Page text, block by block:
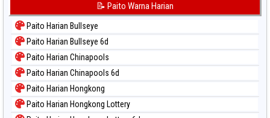
Paito Warna Kuda Lari
Paito Warna Magnum Cambodia
Paito Warna Nagoya
Paito Warna New York Midday
Paito Warna North Carolina Day
Paito Warna Pcso
Paito Warna Pennsylvania Day
📝 Paito Warna Harian
Paito Harian Bullseye
Paito Harian Bullseye 6d
Paito Harian Chinapools
Paito Harian Chinapools 6d
Paito Harian Hongkong
Paito Harian Hongkong Lottery